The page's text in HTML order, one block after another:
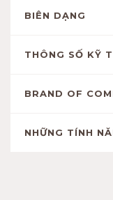
BIÊN DẠNG
THÔNG SỐ KỸ
BRAND OF
NHỮNG TÍNH